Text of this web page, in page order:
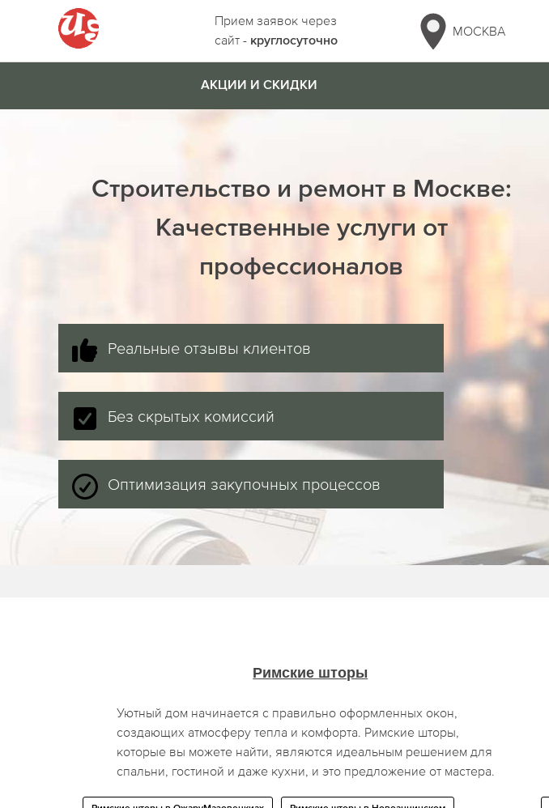
Прием заявок через
сайт - круглосуточно
МОСКВА
АКЦИИ И СКИДКИ
Строительство и ремонт в Москве:
Качественные услуги от
профессионалов
Реальные отзывы клиентов
Без скрытых комиссий
Оптимизация закупочных процессов
Римские шторы
Уютный дом начинается с правильно оформленных окон,
создающих атмосферу тепла и комфорта. Римские шторы,
которые вы можете найти, являются идеальным решением для
спальни, гостиной и даже кухни, и это предложение от мастера.